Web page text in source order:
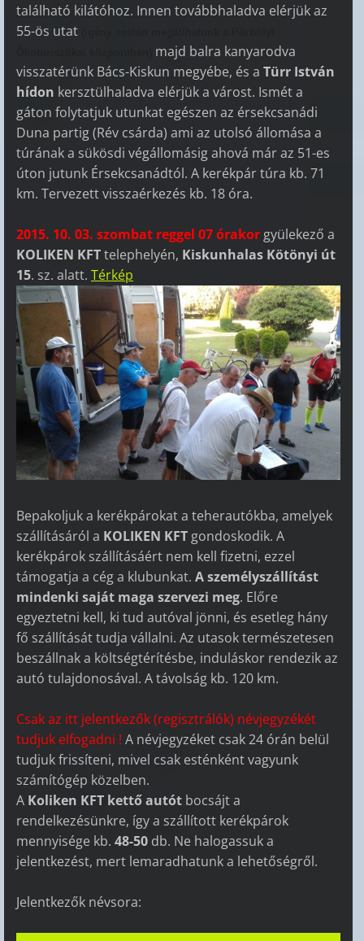
található kilátóhoz. Innen továbbhaladva elérjük az
55-ös utat
majd balra kanyarodva
visszatérünk Bács-Kiskun megyébe, és a Türr István
hídon kersztülhaladva elérjük a várost. Ismét a
gáton folytatjuk utunkat egészen az érsekcsanádi
Duna partig (Rév csárda) ami az utolsó állomása a
túrának a sükösdi végállomásig ahová már az 51-es
úton jutunk Érsekcsanádtól. A kerékpár túra kb. 71
km. Tervezett visszaérkezés kb. 18 óra.
2015. 10. 03. szombat reggel 07 órakor gyülekező a
KOLIKEN KFTtelephelyén, Kiskunhalas Kötönyi út
15. sz. alatt. Térkép
Bepakoljuk a kerékpárokat a teherautókba, amelyek
szállításáról a KOLIKEN KFT gondoskodik. A
kerékpárok szállításáért nem kell fizetni, ezzel
támogatja a cég a klubunkat. A személyszállítást
mindenki saját maga szervezi meg. Előre
egyeztetni kell, ki tud autóval jönni, és esetleg hány
fő szállítását tudja vállalni. Az utasok természetesen
beszállnak a költségtérítésbe, induláskor rendezik az
autó tulajdonosával. A távolság kb. 120 km.
Csak az itt jelentkezők (regisztrálók) névjegyzékét
tudjuk elfogadni ! A névjegyzéket csak 24 órán belül
tudjuk frissíteni, mivel csak esténként vagyunk
számítógép közelben.
A Koliken KFT kettő autót bocsájt a
rendelkezésünkre, így a szállított kerékpárok
mennyisége kb. 48-50 db. Ne halogassuk a
jelentkezést, mert lemaradhatunk a lehetőségről.
Jelentkezők névsora: